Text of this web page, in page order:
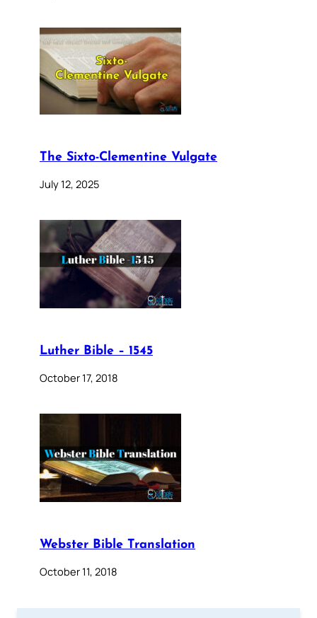
The Sixto-Clementine Vulgate
July 12, 2025
Luther Bible – 1545
October 17, 2018
Webster Bible Translation
October 11, 2018